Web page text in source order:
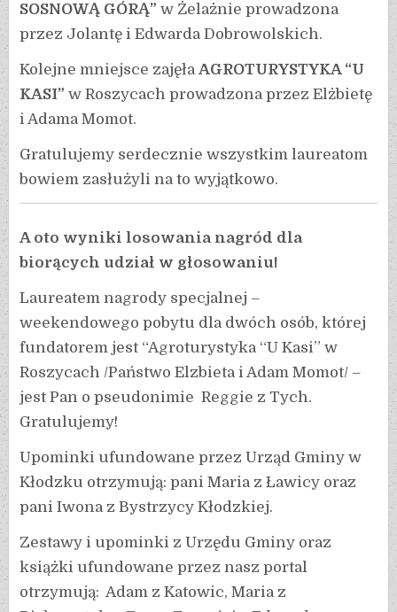
SOSNOWĄ GÓRĄ” w Żelażnie prowadzona
przez Jolantę i Edwarda Dobrowolskich.
Kolejne mniejsce zajęłaAGROTURYSTYKA “U
KASI” w Roszycach prowadzona przez Elżbietę
i Adama Momot.
Gratulujemy serdecznie wszystkim laureatom
bowiem zasłużyli na to wyjątkowo.
A oto wyniki losowania nagród dla
biorących udział w głosowaniu!
Laureatem nagrody specjalnej –
weekendowego pobytu dla dwóch osób, której
fundatorem jest “Agroturystyka “U Kasi” w
Roszycach /Państwo Elzbieta i Adam Momot/ –
jest Pan o pseudonimie Reggie z Tych.
Gratulujemy!
Upominki ufundowane przez Urząd Gminy w
Kłodzku otrzymują: pani Maria z Ławicy oraz
pani Iwona z Bystrzycy Kłodzkiej.
Zestawy i upominki z Urzędu Gminy oraz
książki ufundowane przez nasz portal
otrzymują: Adam z Katowic, Maria z